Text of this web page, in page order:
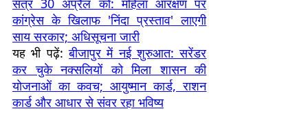
सत्र 30 अप्रैल को: महिला आरक्षण पर
कांग्रेस के खिलाफ 'निंदा प्रस्ताव' लाएगी
साय सरकार; अधिसूचना जारी
यह भी पढ़ें: बीजापुर में नई शुरुआत: सरेंडर
कर चुके नक्सलियों को मिला शासन की
योजनाओं का कवच; आयुष्मान कार्ड, राशन
कार्ड और आधार से संवर रहा भविष्य